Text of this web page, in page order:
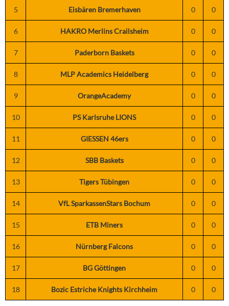
5 Eisbären Bremerhaven 0 0
6 HAKRO Merlins Crailsheim 0 0
7 Paderborn Baskets 0 0
8 MLP Academics Heidelberg 0 0
9 OrangeAcademy 0 0
10 PS Karlsruhe LIONS 0 0
11 GIESSEN 46ers 0 0
12 SBB Baskets 0 0
13 Tigers Tübingen 0 0
14 VfL SparkassenStars Bochum 0 0
15 ETB Miners 0 0
16 Nürnberg Falcons 0 0
17 BG Göttingen 0 0
18 Bozic Estriche Knights Kirchheim 0 0